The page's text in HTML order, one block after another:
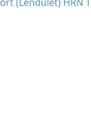
(Lendület) HRN